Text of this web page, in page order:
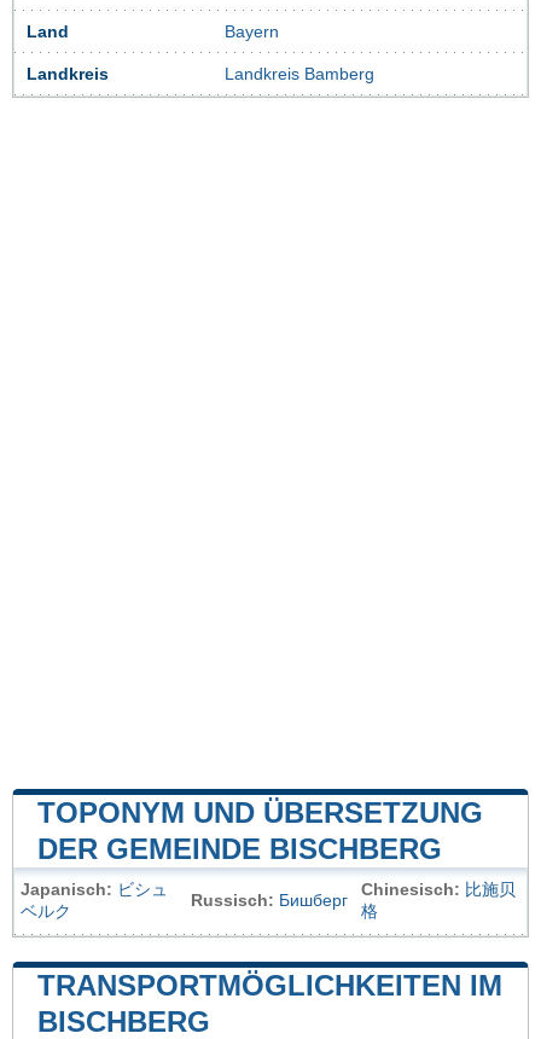
Land Bayern
Landkreis Landkreis Bamberg
TOPONYM UND ÜBERSETZUNG
DER GEMEINDE BISCHBERG
Japanisch: ビシュ
ベルク
Russisch: Бишберг
Chinesisch: 比施贝
格
TRANSPORTMÖGLICHKEITEN IM
BISCHBERG